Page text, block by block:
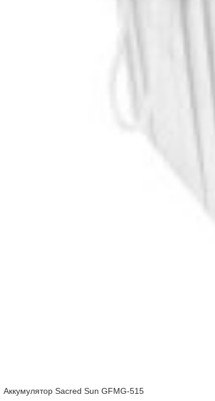
Аккумулятор Sacred Sun GFMG-515